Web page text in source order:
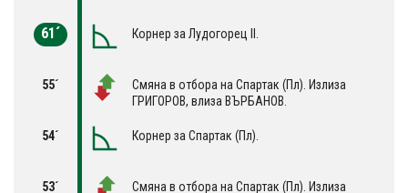
61´ Корнер за Лудогорец II.
55´
Смяна в отбора на Спартак (Пл). Излиза
ГРИГОРОВ, влиза ВЪРБАНОВ.
54´ Корнер за Спартак (Пл).
53´
Смяна в отбора на Спартак (Пл). Излиза